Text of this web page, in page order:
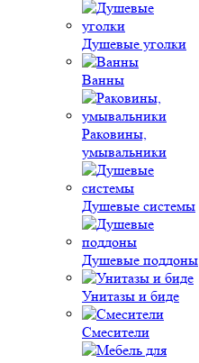
Душевые уголки
Ванны
Раковины,
умывальники
Душевые системы
Душевые поддоны
Унитазы и биде
Смесители